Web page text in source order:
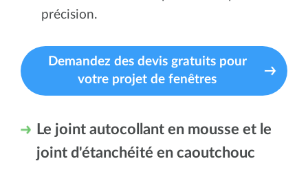
précision.
Demandez des devis gratuits pour
votre projet de fenêtres
Le joint autocollant en mousse et le
joint d'étanchéité en caoutchouc